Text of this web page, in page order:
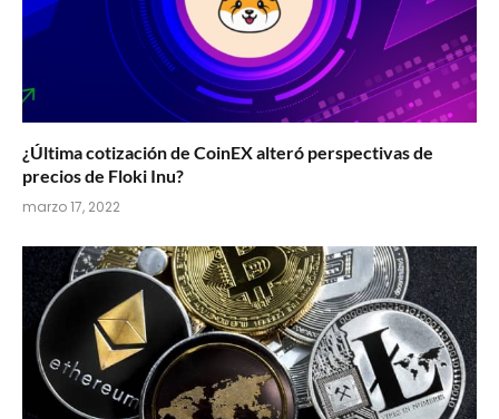
¿Última cotización de CoinEX alteró perspectivas de
precios de Floki Inu?
marzo 17, 2022